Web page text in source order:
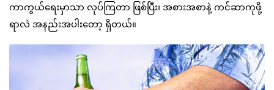
ကာကွယ်ရေးမှာသာ လုပ်ကြတာ ဖြစ်ပြီး၊ အစားအစာနဲ့ ကင်ဆာကုဖို့
ရာလဲ အနည်းအပါးတော့ ရှိတယ်။